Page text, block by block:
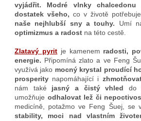
vyjádřit. Modré vlnky chalcedonu
dostatek všeho, co v životě
naše nejhlubší sny a touhy. Umí
optimizmus a radost na této cestě.
Zlatavý pyritje kamenem radosti,
energie. Připomíná zlato a ve Feng
využívá jako mocný krystal proudící
prosperity napomáhající i
nám také jasný a čistý vhled do
umožňuje odhalovat lež či
medicíně, potažmo ve Feng Šuej, se
stability, moci nad vlastním